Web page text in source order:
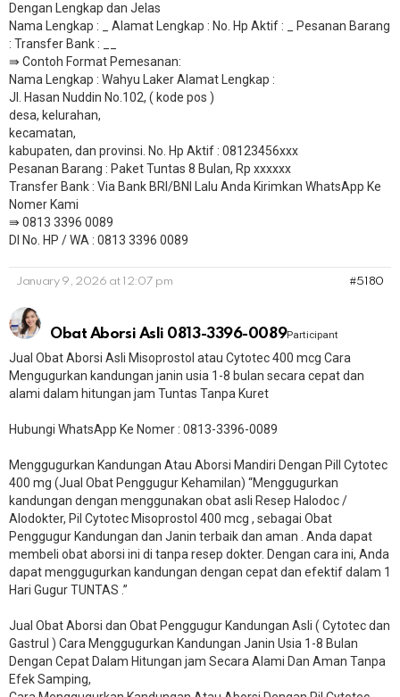
Dengan Lengkap dan Jelas
Nama Lengkap : _ Alamat Lengkap : No. Hp Aktif : _ Pesanan Barang
: Transfer Bank : __
​⇛ Contoh Format Pemesanan:
Nama Lengkap : Wahyu Laker Alamat Lengkap :
Jl. Hasan Nuddin No.102, ( kode pos )
desa, kelurahan,
kecamatan,
kabupaten, dan provinsi. No. Hp Aktif : 08123456xxx
Pesanan Barang : Paket Tuntas 8 Bulan, Rp xxxxxx
​Transfer Bank : Via Bank BRI/BNI Lalu Anda Kirimkan WhatsApp Ke
Nomer Kami
⇛ 0813 3396 0089
DI No. HP / WA : 0813 3396 0089
January 9, 2026 at 12:07 pm #5180
Obat Aborsi Asli 0813-3396-0089Participant
Jual Obat Aborsi Asli Misoprostol atau Cytotec 400 mcg Cara
Mengugurkan kandungan janin usia 1-8 bulan secara cepat dan
alami dalam hitungan jam Tuntas Tanpa Kuret
Hubungi WhatsApp Ke Nomer : 0813-3396-0089​
Menggugurkan Kandungan Atau Aborsi Mandiri Dengan Pill Cytotec
400 mg (Jual Obat Penggugur Kehamilan) “Menggugurkan
kandungan dengan menggunakan obat asli Resep Halodoc /
Alodokter, Pil Cytotec Misoprostol 400 mcg , sebagai Obat
Penggugur Kandungan dan Janin terbaik dan aman . Anda dapat
membeli obat aborsi ini di tanpa resep dokter. Dengan cara ini, Anda
dapat menggugurkan kandungan dengan cepat dan efektif dalam 1
Hari Gugur TUNTAS .”
Jual Obat Aborsi dan Obat Penggugur Kandungan Asli ( Cytotec dan
Gastrul ) Cara Menggugurkan Kandungan Janin Usia 1-8 Bulan
Dengan Cepat Dalam Hitungan jam Secara Alami Dan Aman Tanpa
Efek Samping,